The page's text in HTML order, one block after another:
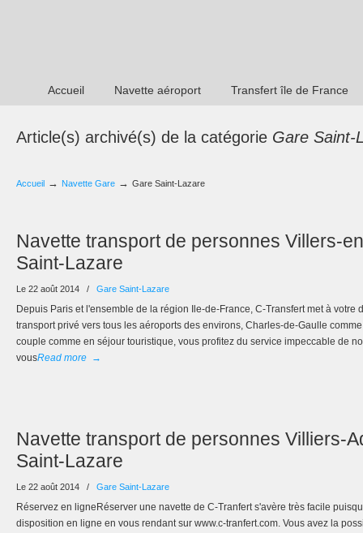
Accueil Navette aéroport Transfert île de France
Article(s) archivé(s) de la catégorie Gare Saint-
Accueil → Navette Gare → Gare Saint-Lazare
Navette transport de personnes Villers-
Saint-Lazare
Le 22 août 2014 / Gare Saint-Lazare
Depuis Paris et l'ensemble de la région Ile-de-France, C-Transfert met à votre
transport privé vers tous les aéroports des environs, Charles-de-Gaulle
couple comme en séjour touristique, vous profitez du service impeccable de
vousRead more →
Navette transport de personnes Villiers-
Saint-Lazare
Le 22 août 2014 / Gare Saint-Lazare
Réservez en ligneRéserver une navette de C-Tranfert s'avère très facile
disposition en ligne en vous rendant sur www.c-tranfert.com. Vous avez la